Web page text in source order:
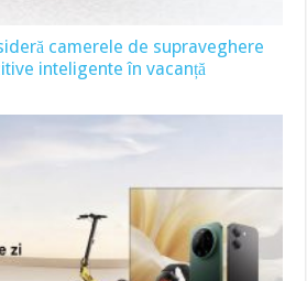
camerele de supraveghere
inteligente în vacanță